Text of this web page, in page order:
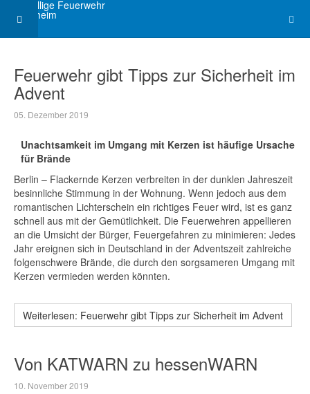
Feuerwehr gibt Tipps zur Sicherheit im
Advent
05. Dezember 2019
Unachtsamkeit im Umgang mit Kerzen ist häufige Ursache
für Brände
Berlin – Flackernde Kerzen verbreiten in der dunklen Jahreszeit
besinnliche Stimmung in der Wohnung. Wenn jedoch aus dem
romantischen Lichterschein ein richtiges Feuer wird, ist es ganz
schnell aus mit der Gemütlichkeit. Die Feuerwehren appellieren
an die Umsicht der Bürger, Feuergefahren zu minimieren: Jedes
Jahr ereignen sich in Deutschland in der Adventszeit zahlreiche
folgenschwere Brände, die durch den sorgsameren Umgang mit
Kerzen vermieden werden könnten.
Weiterlesen: Feuerwehr gibt Tipps zur Sicherheit im Advent
Von KATWARN zu hessenWARN
10. November 2019